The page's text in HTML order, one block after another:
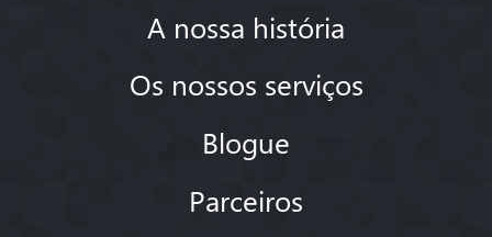
A nossa história
Os nossos serviços
Blogue
Parceiros